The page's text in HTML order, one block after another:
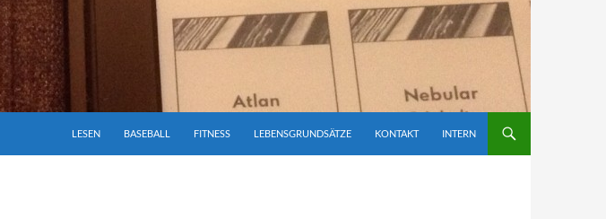
LESEN
BASEBALL FITNESS LEBENSGRUNDSÄTZE KONTAKT INTERN